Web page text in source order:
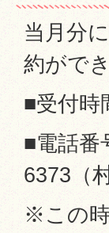
当月分
約がで
■受付時
■電話番
6373（
※この